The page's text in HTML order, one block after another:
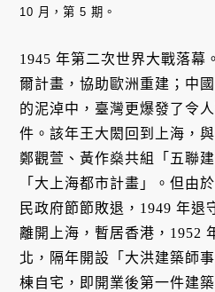
10 月，第 5 期。
1945 年第二次世界大戰落幕
爾計畫，協助歐洲重建；中
的泥淖中，臺灣更爆發了令
件。該年王大閎回到上海，
鄭觀萱、黃作燊共組「五聯
「大上海都市計畫」。但由
民政府節節敗退，1949 年退
離開上海，暫居香港，1952
北，隔年開設「大洪建築師
棟自宅，即開業後第一件建